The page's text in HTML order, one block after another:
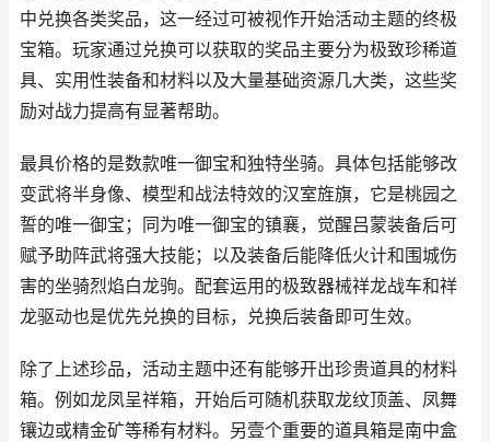
中兑换各类奖品，这一经过可被视作开始活动主题的终极
宝箱。玩家通过兑换可以获取的奖品主要分为极致珍稀道
具、实用性装备和材料以及大量基础资源几大类，这些奖
励对战力提高有显著帮助。
最具价格的是数款唯一御宝和独特坐骑。具体包括能够改
变武将半身像、模型和战法特效的汉室旌旗，它是桃园之
誓的唯一御宝；同为唯一御宝的镇襄，觉醒吕蒙装备后可
赋予助阵武将强大技能；以及装备后能降低火计和围城伤
害的坐骑烈焰白龙驹。配套运用的极致器械祥龙战车和祥
龙驱动也是优先兑换的目标，兑换后装备即可生效。
除了上述珍品，活动主题中还有能够开出珍贵道具的材料
箱。例如龙凤呈祥箱，开始后可随机获取龙纹顶盖、凤舞
镶边或精金矿等稀有材料。另壹个重要的道具箱是南中盒